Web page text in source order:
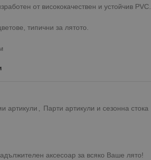
от висококачествен и устойчив PVC.
типични за лятото.
артикули , Парти артикули и сезонна стока
аксесоар за всяко Ваше лято!